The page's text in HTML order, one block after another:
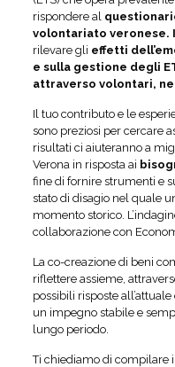
rispondere al
volontariato veronese.
rilevare gli effetti
e sulla gestione degli
attraverso volontari,
Il tuo contributo e le
sono preziosi per cercare
risultati ci aiuteranno a
Verona in risposta ai
fine di fornire strumenti e
stato di disagio nel quale
momento storico.
collaborazione con
La co-creazione di beni
riflettere assieme,
possibili risposte
un impegno stabile e
lungo periodo.
Ti chiediamo di compilare